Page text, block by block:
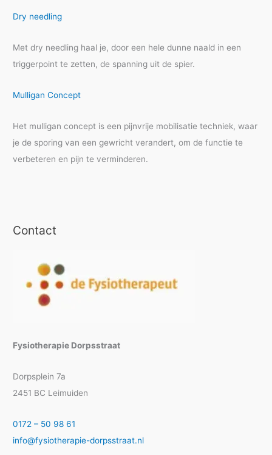
Dry needling
Met dry needling haal je, door een hele dunne naald in een
triggerpoint te zetten, de spanning uit de spier.
Mulligan Concept
Het mulligan concept is een pijnvrije mobilisatie techniek, waar
je de sporing van een gewricht verandert, om de functie te
verbeteren en pijn te verminderen.
Contact
Fysiotherapie Dorpsstraat
Dorpsplein 7a
2451 BC Leimuiden
0172 – 50 98 61
info@fysiotherapie-dorpsstraat.nl